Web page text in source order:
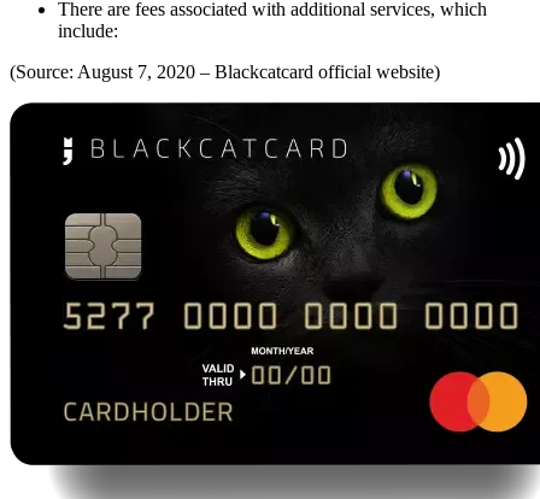
There are fees associated with additional services, which
include:
(Source: August 7, 2020 – Blackcatcard official website)